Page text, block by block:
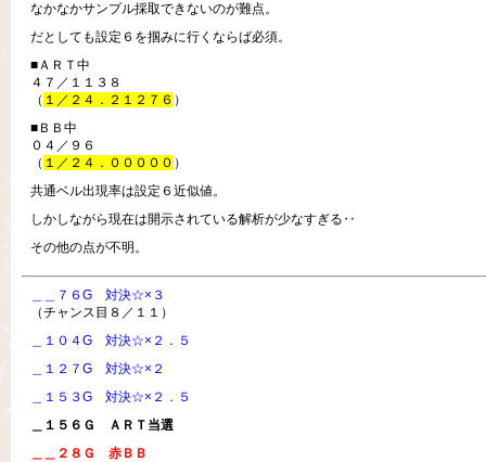
なかなかサンプル採取できないのが難点。
だとしても設定６を掴みに行くならば必須。
■ＡＲＴ中
４７／１１３８
（ １／２４．２１２７６ ）
■ＢＢ中
０４／９６
（ １／２４．０００００ ）
共通ベル出現率は設定６近似値。
しかしながら現在は開示されている解析が少なすぎる‥
その他の点が不明。
＿＿７６G 対決☆×３
（チャンス目８／１１）
＿１０４G 対決☆×２．５
＿１２７G 対決☆×２
＿１５３G 対決☆×２．５
＿１５６Ｇ ＡＲＴ当選
＿＿２８Ｇ 赤ＢＢ